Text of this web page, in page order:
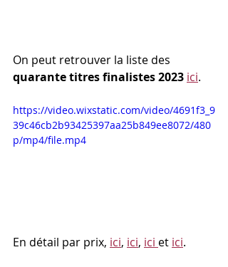
On peut retrouver la liste des
quarante titres finalistes 2023 ici.
https://video.wixstatic.com/video/4691f3_9
39c46cb2b93425397aa25b849ee8072/480
p/mp4/file.mp4
En détail par prix, ici, ici, ici et ici.